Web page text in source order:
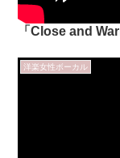
「Close and
洋楽女性ボーカル